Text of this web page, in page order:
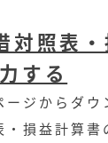
対照表
する
ージからダウ
・損益計算書